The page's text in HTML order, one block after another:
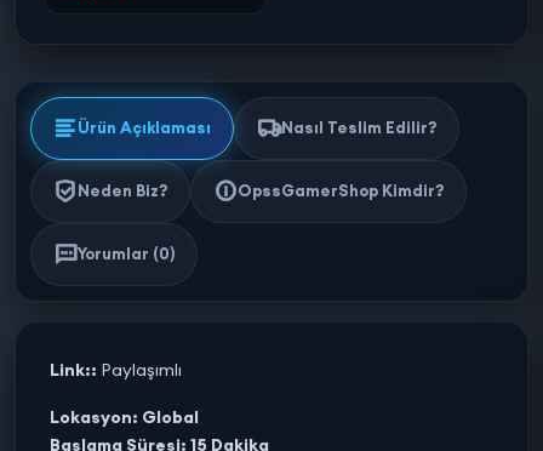
Ürün Açıklaması Nasıl Teslim Edilir?
Neden Biz? OpssGamerShop Kimdir?
Yorumlar (0)
Link:: Paylaşımlı
Lokasyon: Global
Başlama Süresi: 15 Dakika